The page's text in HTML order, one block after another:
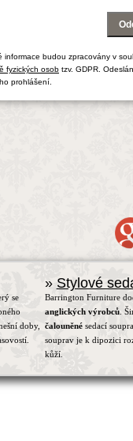
informace budou zpracovány v
fyzických osobtzv. GDPR.
prohlášení.
se
doby,
» Stylové
Barrington Furniture
anglických výrobců.
čalouněnésedací
souprav je k dipozici
kůží.